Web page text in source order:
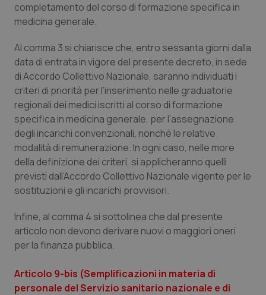
Vaccini
completamento del corso di formazione specifica in
medicina generale.
Al comma 3 si chiarisce che, entro sessanta giorni dalla
data di entrata in vigore del presente decreto, in sede
di Accordo Collettivo Nazionale, saranno individuati i
criteri di priorità per l’inserimento nelle graduatorie
regionali dei medici iscritti al corso di formazione
specifica in medicina generale, per l’assegnazione
degli incarichi convenzionali, nonché le relative
modalità di remunerazione. In ogni caso, nelle more
della definizione dei criteri, si applicheranno quelli
previsti dall’Accordo Collettivo Nazionale vigente per le
sostituzioni e gli incarichi provvisori.
Infine, al comma 4 si sottolinea che dal presente
articolo non devono derivare nuovi o maggiori oneri
per la finanza pubblica.
Articolo 9-bis (Semplificazioni in materia di
personale del Servizio sanitario nazionale e di